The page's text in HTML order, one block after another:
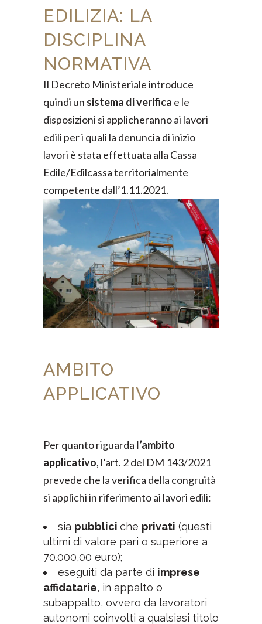
EDILIZIA: LA
DISCIPLINA
NORMATIVA
Il Decreto Ministeriale introduce
quindi un sistema di verifica e le
disposizioni si applicheranno ai lavori
edili per i quali la denuncia di inizio
lavori è stata effettuata alla Cassa
Edile/Edilcassa territorialmente
competente dall’1.11.2021.
AMBITO
APPLICATIVO
Per quanto riguarda l’ambito
applicativo, l’art. 2 del DM 143/2021
prevede che la verifica della congruità
si applichi in riferimento ai lavori edili:
sia pubblici che privati (questi
ultimi di valore pari o superiore a
70.000,00 euro);
eseguiti da parte di imprese
affidatarie, in appalto o
subappalto, ovvero da lavoratori
autonomi coinvolti a qualsiasi titolo